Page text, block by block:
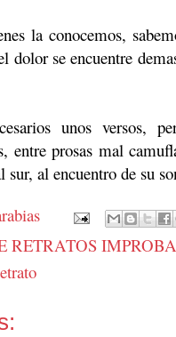
la conocemos,
dolor se encuentre
unos versos,
entre prosas mal
al encuentro de su
RETRATOS